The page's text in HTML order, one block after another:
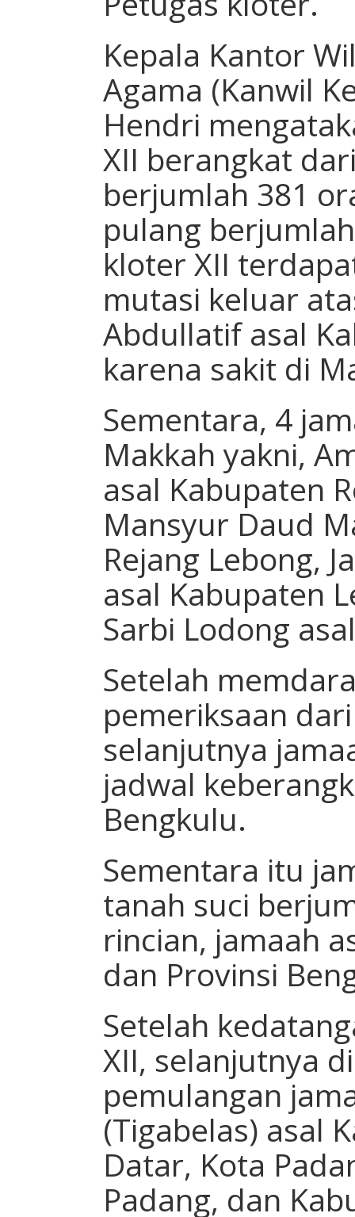
Kepala Kantor
Agama (Kanwil
Hendri
XII berangkat
berjumlah 381
pulang
kloter XII
mutasi keluar
Abdullatif asal
karena sakit di
Sementara, 4
Makkah yakni,
asal Kabupaten
Mansyur Daud
Rejang Lebong,
asal Kabupaten
Sarbi Lodong
Setelah
pemeriksaan
selanjutnya
jadwal
Bengkulu.
Sementara itu
tanah suci
rincian, jamaah
dan Provinsi
Setelah
XII, selanjutnya
pemulangan
(Tigabelas) asal
Datar, Kota
Padang, dan